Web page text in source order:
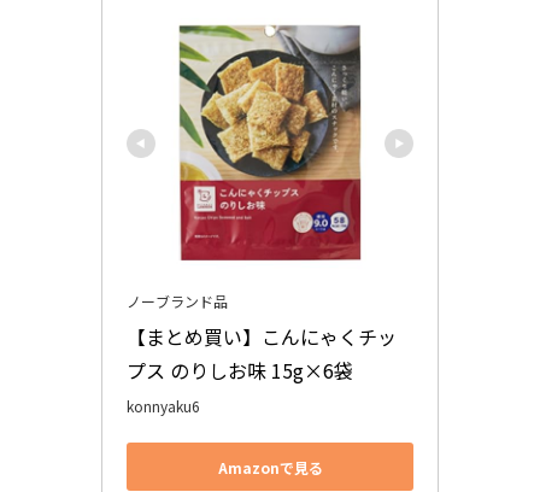
ノーブランド品
【まとめ買い】こんにゃくチッ
プス のりしお味 15g×6袋
konnyaku6
Amazonで見る